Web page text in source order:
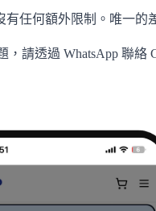
任何額外限制。唯一的
請透過 WhatsApp 聯絡